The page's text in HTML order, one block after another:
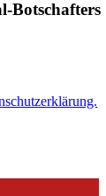
Botschafters